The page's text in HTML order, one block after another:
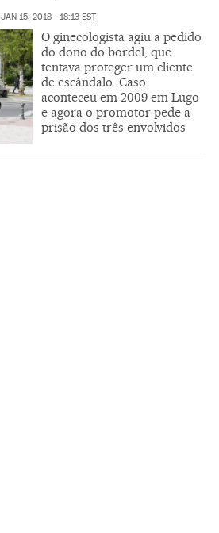
JAN 15, 2018 - 18:13 EST
O ginecologista agiu a pedido
do dono do bordel, que
tentava proteger um cliente
de escândalo. Caso
aconteceu em 2009 em Lugo
e agora o promotor pede a
prisão dos três envolvidos